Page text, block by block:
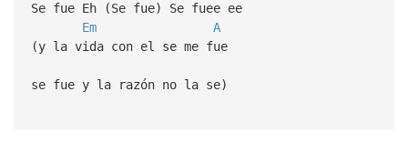
Se fue Eh (Se fue) Se fuee ee
Em
A
(y la vida con el se me fue
se fue y la razón no la se)